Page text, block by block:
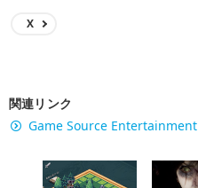
X
関連リンク
Game Source Entertainment